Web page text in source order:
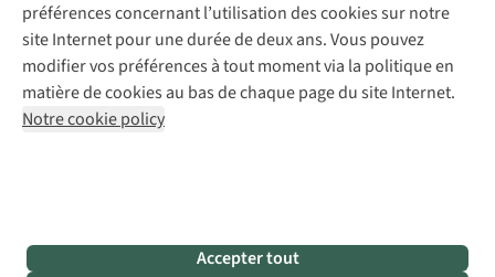
préférences concernant l’utilisation des cookies sur notre
site Internet pour une durée de deux ans. Vous pouvez
modifier vos préférences à tout moment via la politique en
matière de cookies au bas de chaque page du site Internet.
Notre cookie policy
Accepter tout
Mentions légales
Politique de confidentialité
Conditions générales
Cookie Policy